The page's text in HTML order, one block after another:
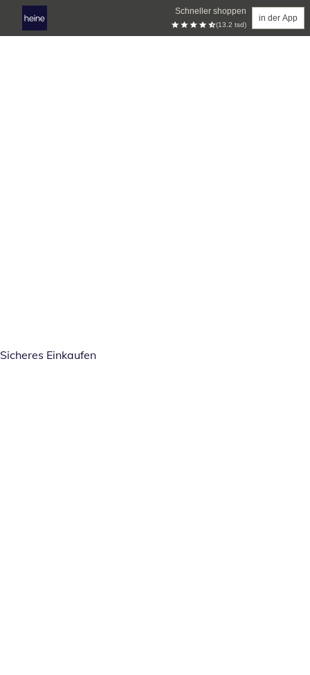
Schneller shoppen
(13.2 tsd)
in der App
Sicheres Einkaufen